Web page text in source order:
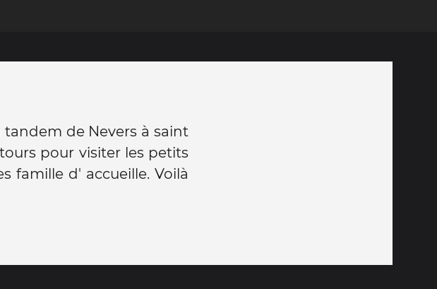
de Nevers à saint
pour visiter les petits
famille d' accueille. Voilà